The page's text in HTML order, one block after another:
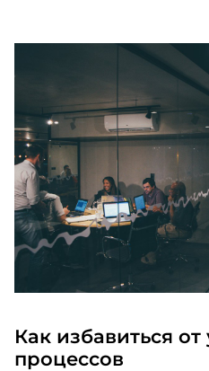
Как избавиться
процессов